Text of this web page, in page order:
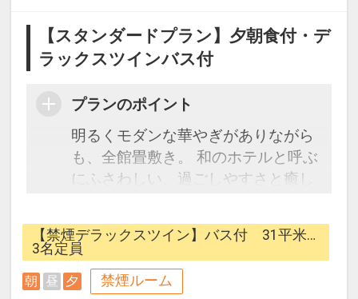
【スタンダードプラン】夕朝食付・デ
ラックスツインバス付
プランのポイント
明るくモダンな華やぎがありながら
も、全館畳敷き。 和のホテルと呼ぶ
にふさわしい、過ごしやすさと癒し
愛らしいお部屋の数々。夕食は日本
海の新鮮な海の幸が贅沢に並ぶ全長
180cmの豪華な船盛りが自慢のバイ
キング。
【禁煙デラックスツイン】バス付 31平米…
3名定員
朝 昼 夕 禁煙ルーム